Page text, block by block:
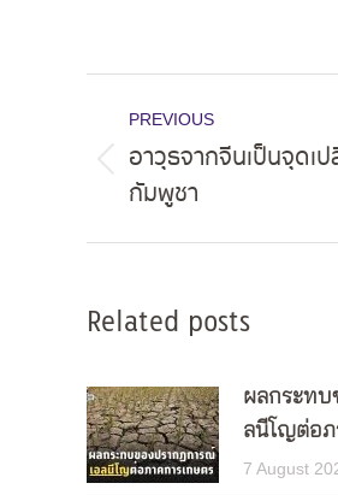
navigation
PREVIOUS
Previous
post:
อาวุธจากจีนเป็นจุดเ
กัมพูชา
Related posts
ผลกระทบ
ลนีโญต่อภ
7 August